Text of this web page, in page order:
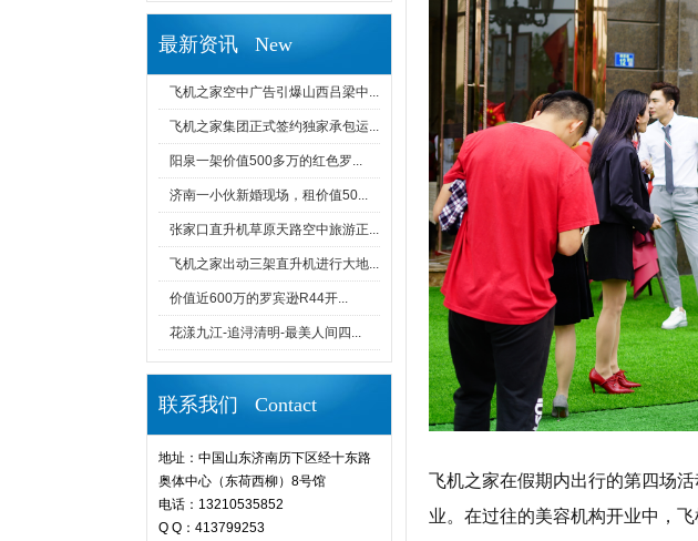
最新资讯 New
飞机之家空中广告引爆山西吕梁中...
飞机之家集团正式签约独家承包运...
阳泉一架价值500多万的红色罗...
济南一小伙新婚现场，租价值50...
张家口直升机草原天路空中旅游正...
飞机之家出动三架直升机进行大地...
价值近600万的罗宾逊R44开...
花漾九江-追浔清明-最美人间四...
联系我们 Contact
地址：中国山东济南历下区经十东路
奥体中心（东荷西柳）8号馆
电话：13210535852
Q Q：413799253
飞机之家在假期内出行的第四场
业。在过往的美容机构开业中，